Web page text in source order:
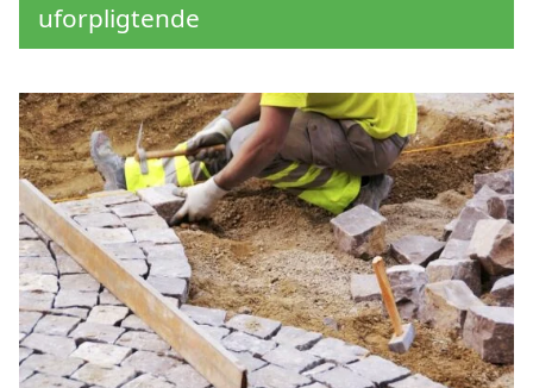
uforpligtende